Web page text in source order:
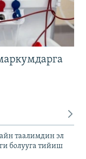
таалимдин эл
болууга тийиш